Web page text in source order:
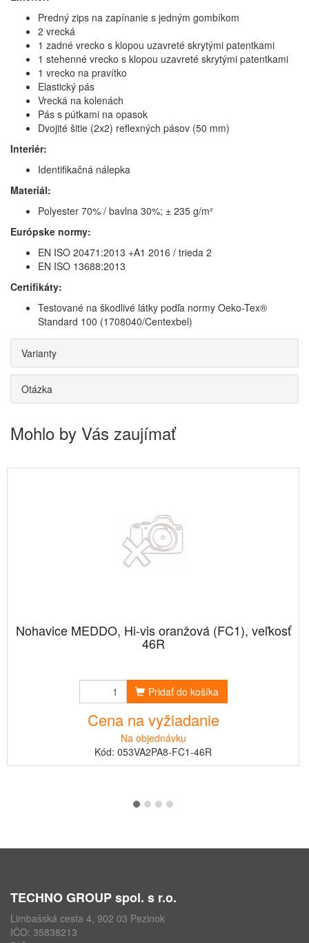
Predný zips na zapínanie s jedným gombíkom
2 vrecká
1 zadné vrecko s klopou uzavreté skrytými patentkami
1 stehenné vrecko s klopou uzavreté skrytými patentkami
1 vrecko na pravítko
Elastický pás
Vrecká na kolenách
Pás s pútkami na opasok
Dvojité šitie (2x2) reflexných pásov (50 mm)
Interiér:
Identifikačná nálepka
Materiál:
Polyester 70% / bavlna 30%; ± 235 g/m²
Európske normy:
EN ISO 20471:2013 +A1 2016 / trieda 2
EN ISO 13688:2013
Certifikáty:
Testované na škodlivé látky podľa normy Oeko-Tex®
Standard 100 (1708040/Centexbel)
Varianty
Otázka
Mohlo by Vás zaujímať
Nohavice MEDDO, Hi-vis oranžová (FC1), veľkosť
46R
Pridať do košíka
Cena na vyžiadanie
Na objednávku
Kód: 053VA2PA8-FC1-46R
TECHNO GROUP spol. s r.o.
Limbašská cesta 4, 902 03 Pezinok
IČO: 35838213